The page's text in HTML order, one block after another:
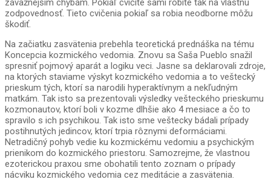
závažnejším chybám. Pokiaľ cvičíte sami robíte tak na vlastnú
zodpovednosť. Tieto cvičenia pokiaľ sa robia neodborne môžu
škodiť.
Na začiatku zasvätenia prebehla teoretická prednáška na tému
Koncepcia kozmického vedomia. Znovu sa Saša Pueblo snažil
spresniť pojmový aparát a logiku veci. Jasne sa deklarovali zdroje,
na ktorých staviame výskyt kozmického vedomia a to veštecký
prieskum tých, ktorí sa narodili hyperaktívnym a nekľudným
matkám. Tak isto sa prezentovali výsledky vešteckého prieskumu
kozmonautov, ktorí boli v kozme dlhšie ako 4 mesiace a čo to
spravilo s ich psychikou. Tak isto sme veštecky bádali prípady
postihnutých jedincov, ktorí trpia rôznymi deformáciami.
Netradičný pohyb vedie ku kozmickému vedomiu a psychickým
prienikom do kozmického priestoru. Samozrejme, že vlastnou
ezoterickou praxou sme obohatili tento zoznam o prípady
nácviku kozmického vedomia cez meditácie a zasvätenia.